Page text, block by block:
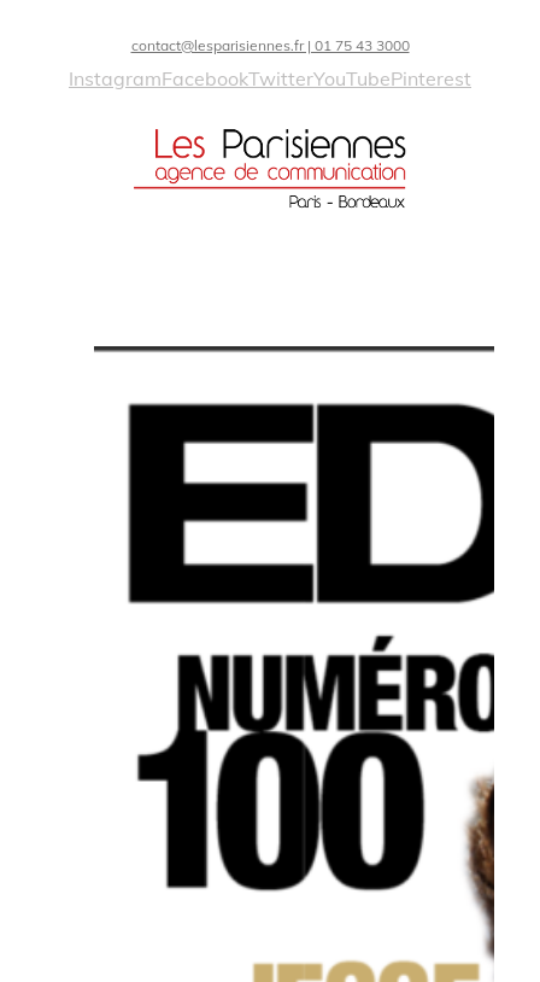
contact@lesparisiennes.fr | 01 75 43 3000
InstagramFacebookTwitterYouTubePinterest